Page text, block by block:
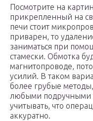
Посмотрите на
прикрепленный на
печи стоит
приварен, то
заниматься при
стамески. Обмотка
магнитопроводе,
усилий. В таком
более грубые
любыми подручными
учитывать, что
аккуратно.